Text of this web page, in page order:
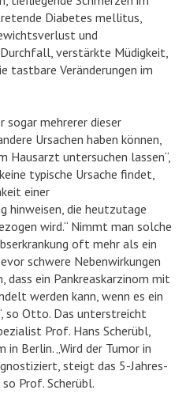
Diabetes mellitus,
und
verstärkte Müdigkeit,
tastbare Veränderungen im
sogar mehrerer dieser
Ursachen haben können,
Hausarzt untersuchen lassen“,
typische Ursache findet,
einer
hinweisen, die heutzutage
wird.“ Nimmt man solche
oft mehr als ein
schwere Nebenwirkungen
dass ein Pankreaskarzinom mit
werden kann, wenn es ein
so Otto. Das unterstreicht
Prof. Hans Scherübl,
Berlin. „Wird der Tumor in
steigt das 5-Jahres-
Prof. Scherübl.